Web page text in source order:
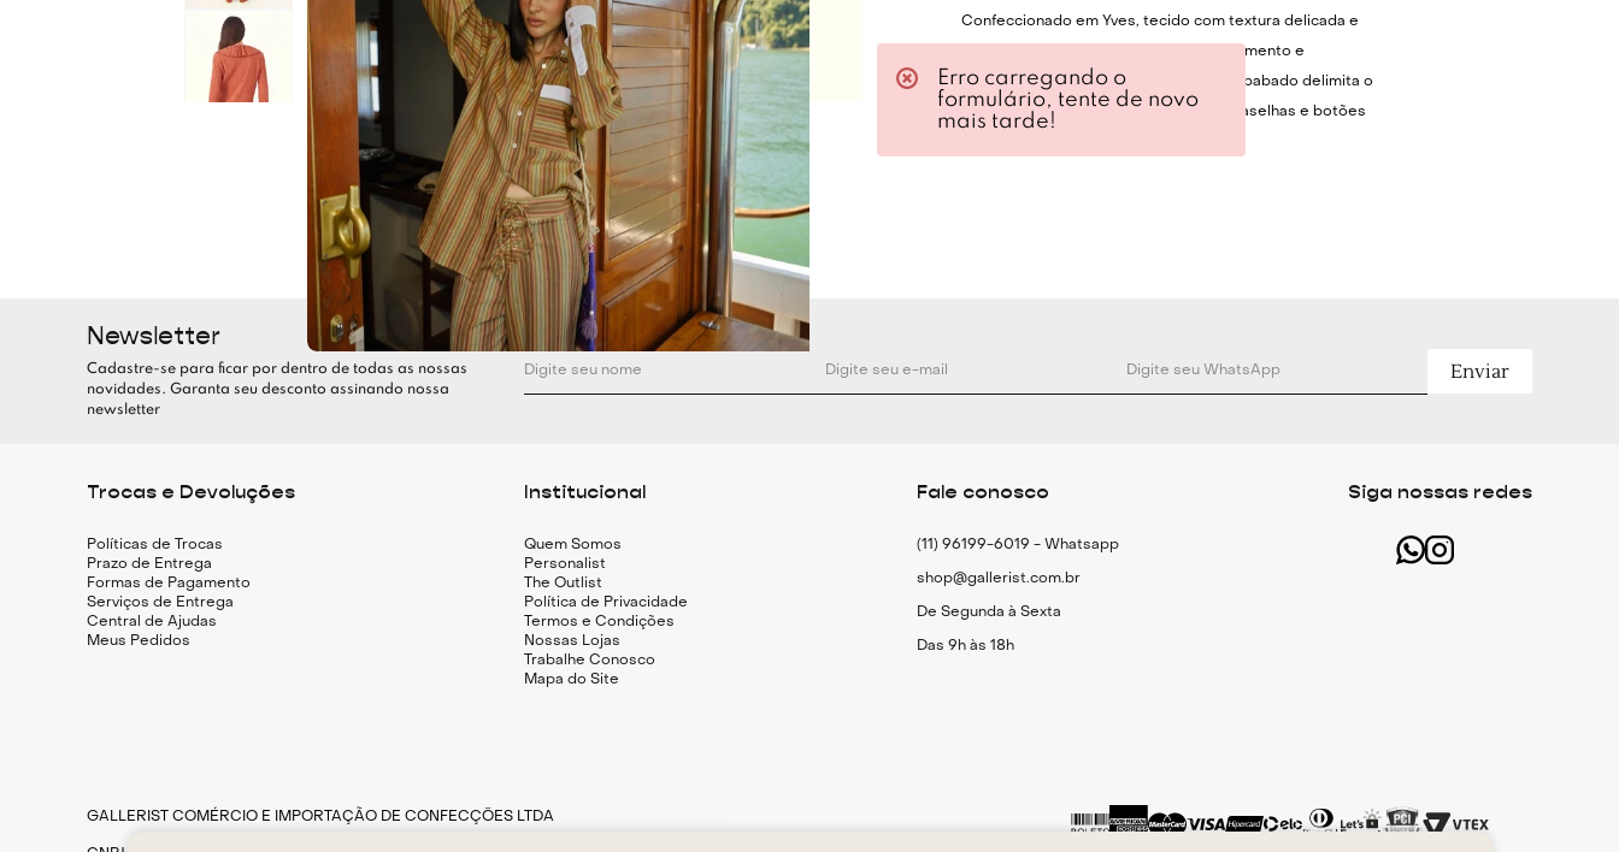
Confeccionado em Yves, tecido com textura delicada e
bordado em poá, oferecendo ótimo caimento e
acabamento refinado. O decote V com babado delimita o
colo com leveza, enquanto a vista com aselhas e botões
Newsletter
Cadastre-se para ficar por dentro de todas as nossas
novidades. Garanta seu desconto assinando nossa
newsletter
Enviar
Trocas e Devoluções
Políticas de Trocas
Prazo de Entrega
Formas de Pagamento
Serviços de Entrega
Central de Ajudas
Meus Pedidos
Institucional
Quem Somos
Personalist
The Outlist
Política de Privacidade
Termos e Condições
Nossas Lojas
Trabalhe Conosco
Mapa do Site
Fale conosco
(11) 96199-6019 - Whatsapp
shop@gallerist.com.br
De Segunda à Sexta
Das 9h às 18h
Siga nossas redes
GALLERIST COMÉRCIO E IMPORTAÇÃO DE CONFECÇÕES LTDA
Erro carregando o
formulário, tente de novo
mais tarde!